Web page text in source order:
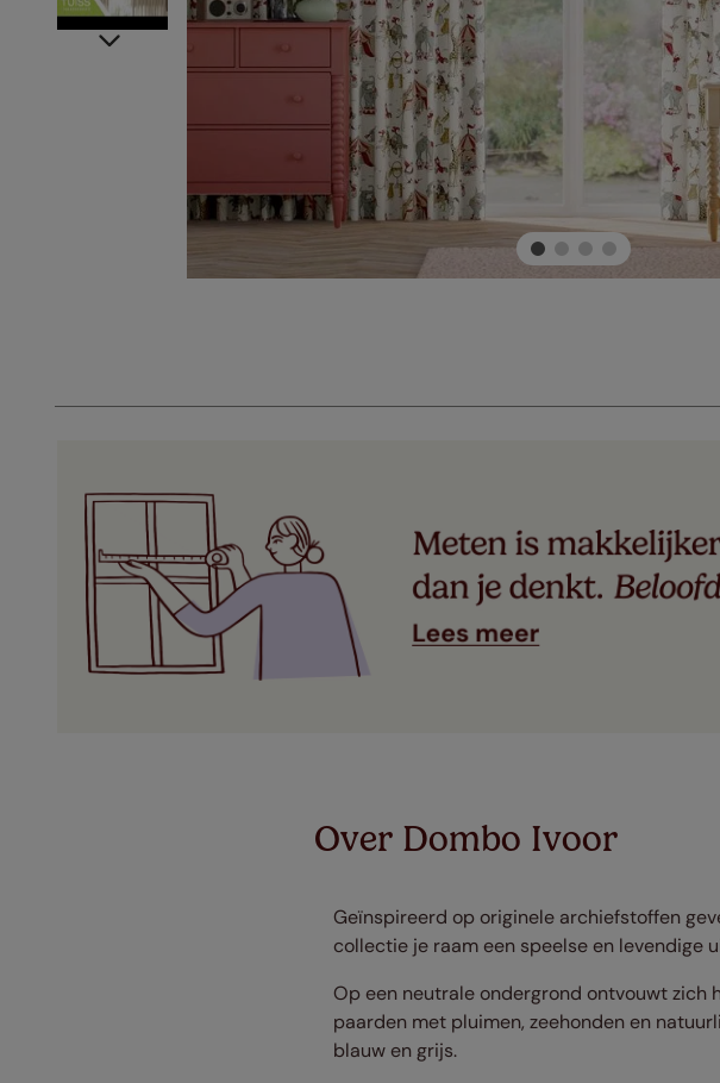
Over Dombo Ivoor
Geïnspireerd op originele archiefstoffen
collectie je raam een speelse en levendige
Op een neutrale ondergrond ontvouwt zich
paarden met pluimen, zeehonden en
blauw en grijs.